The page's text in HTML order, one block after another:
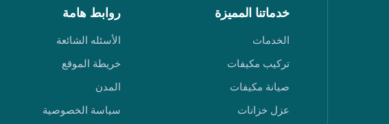
خدماتنا المميزة
الخدمات
تركيب مكيفات
صيانة مكيفات
عزل خزانات
روابط هامة
الأسئله الشائعة
خريطة الموقع
المدن
سياسة الخصوصية